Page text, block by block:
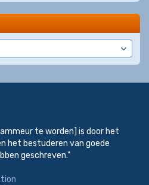
te worden] is door het
het bestuderen van goede
geschreven."